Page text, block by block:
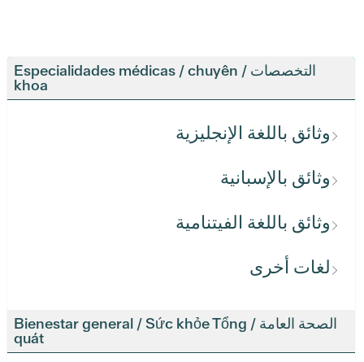
التخصصات / Especialidades médicas / chuyên
khoa
وثائق باللغة الإنجليزية
وثائق بالإسبانية
وثائق باللغة الفيتنامية
لغات أخرى
الصحة العامة / Bienestar general / Sức khỏe Tổng
quát